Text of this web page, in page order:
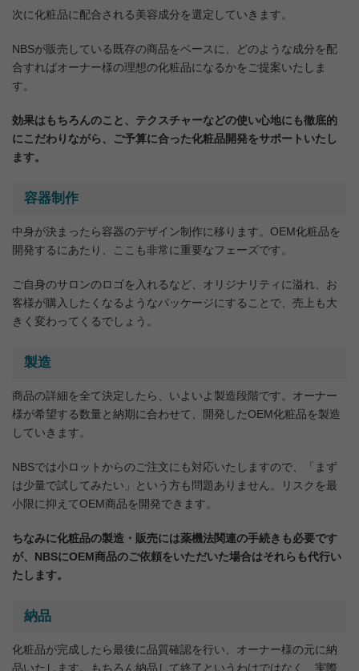
次に化粧品に配合される美容成分を選定していきます。
NBSが販売している既存の商品をベースに、どのような成分を配
合すればオーナー様の理想の化粧品になるかをご提案いたしま
す。
効果はもちろんのこと、テクスチャーなどの使い心地にも徹底的
にこだわりながら、ご予算に合った化粧品開発をサポートいたし
ます。
容器制作
中身が決まったら容器のデザイン制作に移ります。OEM化粧品を
開発するにあたり、ここも非常に重要なフェーズです。
ご自身のサロンのロゴを入れるなど、オリジナリティに溢れ、お
客様が購入したくなるようなパッケージにすることで、売上も大
きく変わってくるでしょう。
製造
商品の詳細を全て決定したら、いよいよ製造段階です。オーナー
様が希望する数量と納期に合わせて、開発したOEM化粧品を製造
していきます。
NBSでは小ロットからのご注文にも対応いたしますので、「まず
は少量で試してみたい」という方も問題ありません。リスクを最
小限に抑えてOEM商品を開発できます。
ちなみに化粧品の製造・販売には薬機法関連の手続きも必要です
が、NBSにOEM商品のご依頼をいただいた場合はそれらも代行い
たします。
納品
化粧品が完成したら最後に品質確認を行い、オーナー様の元に納
品いたします。もちろん納品して終了というわけではなく、実際